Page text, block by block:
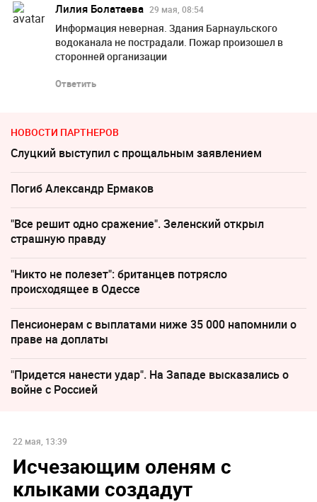
Лилия Болатаева 29 мая, 08:54
Информация неверная. Здания Барнаульского
водоканала не пострадали. Пожар произошел в
сторонней организации
Ответить
НОВОСТИ ПАРТНЕРОВ
Слуцкий выступил с прощальным заявлением
Погиб Александр Ермаков
"Все решит одно сражение". Зеленский открыл
страшную правду
"Никто не полезет": британцев потрясло
происходящее в Одессе
Пенсионерам с выплатами ниже 35 000 напомнили о
праве на доплаты
"Придется нанести удар". На Западе высказались о
войне с Россией
22 мая, 13:39
Исчезающим оленям с
клыками создадут